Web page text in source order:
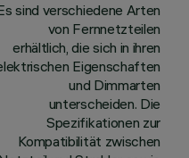
sind verschiedene Arten
von Fernnetzteilen
erhältlich, die sich in ihren
Eigenschaften
und Dimmarten
unterscheiden. Die
Spezifikationen zur
Kompatibilität zwischen